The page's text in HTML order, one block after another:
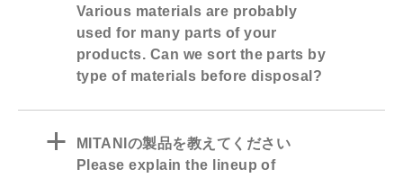
Various materials are probably
used for many parts of your
products. Can we sort the parts by
type of materials before disposal?
a
MITANIの製品を教えてください
Please explain the lineup of